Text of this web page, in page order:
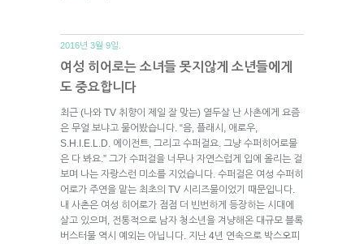
2016년 3월 9일.
여성 히어로는 소녀들 못지않게 소년들에게
도 중요합니다
최근 (나와 TV 취향이 제일 잘 맞는) 열두살 난 사촌에게 요즘
은 무얼 보냐고 물어봤습니다. “음, 플래시, 애로우,
S.H.I.E.L.D. 에이전트, 그리고 수퍼걸요. 그냥 수퍼히어로물
은 다 봐요.” 그가 수퍼걸을 너무나 자연스럽게 입에 올리는 걸
보며 나는 자랑스런 미소를 지었습니다. 수퍼걸은 여성 수퍼히
어로가 주연을 맡는 최초의 TV 시리즈물이었기 때문입니다.
내 사촌은 여성 히어로가 점점 더 빈번하게 등장하는 시대에
살고 있으며, 전통적으로 남자 청소년을 겨냥해온 대규모 블록
버스터물 역시 예외는 아닙니다. 지난 4년 연속으로 박스오피